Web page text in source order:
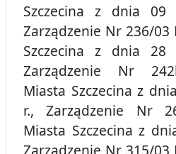
Szczecina z dnia 09
Zarządzenie Nr 236/03
Szczecina z dnia 28
Zarządzenie Nr
Miasta Szczecina z
r., Zarządzenie Nr
Miasta Szczecina z